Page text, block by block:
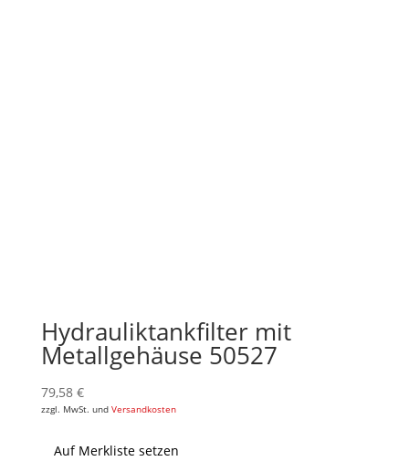
Hydrauliktankfilter mit
Metallgehäuse 50527
79,58 €
zzgl. MwSt. und Versandkosten
Auf Merkliste setzen